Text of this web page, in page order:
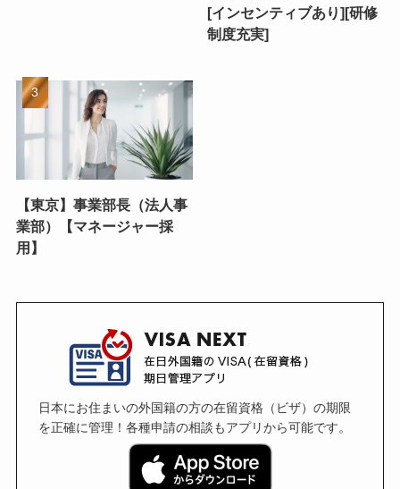
[インセンティブあり][研修
制度充実]
【東京】事業部長（法人事
業部）【マネージャー採
用】
日本にお住まいの外国籍の方の在留資格（ビザ）の期限
を正確に管理！各種申請の相談もアプリから可能です。